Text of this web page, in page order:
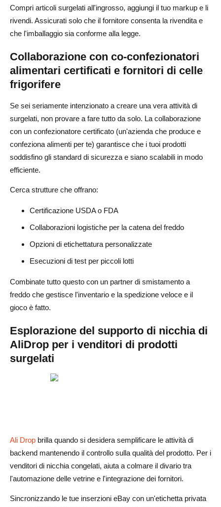
Compri articoli surgelati all'ingrosso, aggiungi il tuo markup e li
rivendi. Assicurati solo che il fornitore consenta la rivendita e
che l'imballaggio sia conforme alla legge.
Collaborazione con co-confezionatori
alimentari certificati e fornitori di celle
frigorifere
Se sei seriamente intenzionato a creare una vera attività di
surgelati, non provare a fare tutto da solo. La collaborazione
con un confezionatore certificato (un'azienda che produce e
confeziona alimenti per te) garantisce che i tuoi prodotti
soddisfino gli standard di sicurezza e siano scalabili in modo
efficiente.
Cerca strutture che offrano:
Certificazione USDA o FDA
Collaborazioni logistiche per la catena del freddo
Opzioni di etichettatura personalizzate
Esecuzioni di test per piccoli lotti
Combinate tutto questo con un partner di smistamento a
freddo che gestisce l'inventario e la spedizione veloce e il
gioco è fatto.
Esplorazione del supporto di nicchia di
AliDrop per i venditori di prodotti
surgelati
Ali Drop brilla quando si desidera semplificare le attività di
backend mantenendo il controllo sulla qualità del prodotto. Per i
venditori di nicchia congelati, aiuta a colmare il divario tra
l'automazione delle vetrine e l'integrazione dei fornitori.
Sincronizzando le tue inserzioni eBay con un'etichetta privata